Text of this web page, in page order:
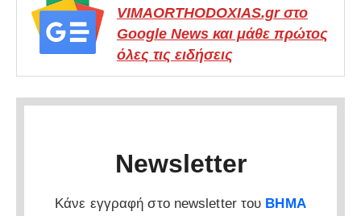
VIMAORTHODOXIAS.gr στο
Google News και μάθε πρώτος
όλες τις ειδήσεις
Newsletter
Κάνε εγγραφή στο newsletter του ΒΗΜΑ